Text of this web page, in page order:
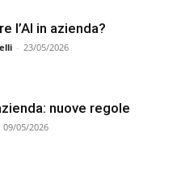
l’AI in azienda?
- 23/05/2026
nuove regole
09/05/2026